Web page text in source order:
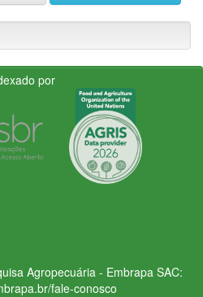
por
Agropecuária - Embrapa SAC:
fale-conosco